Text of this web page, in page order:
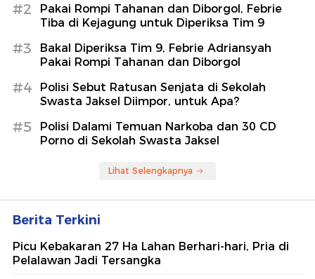
#2
Pakai Rompi Tahanan dan Diborgol, Febrie
Tiba di Kejagung untuk Diperiksa Tim 9
#3
Bakal Diperiksa Tim 9, Febrie Adriansyah
Pakai Rompi Tahanan dan Diborgol
#4
Polisi Sebut Ratusan Senjata di Sekolah
Swasta Jaksel Diimpor, untuk Apa?
#5
Polisi Dalami Temuan Narkoba dan 30 CD
Porno di Sekolah Swasta Jaksel
Lihat Selengkapnya
Berita Terkini
Picu Kebakaran 27 Ha Lahan Berhari-hari, Pria di
Pelalawan Jadi Tersangka